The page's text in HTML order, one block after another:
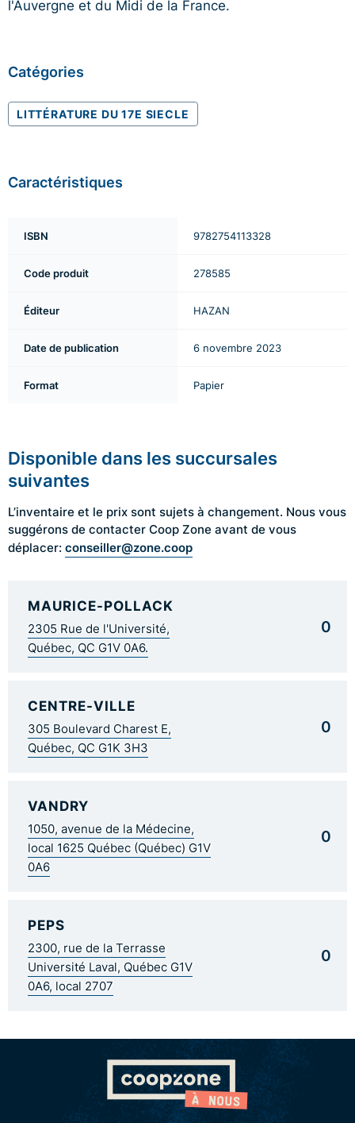
l'Auvergne et du Midi de la France.
Catégories
LITTÉRATURE DU 17E SIECLE
Caractéristiques
ISBN 9782754113328
Code produit 278585
Éditeur HAZAN
Date de publication 6 novembre 2023
Format Papier
Disponible dans les succursales
suivantes
L’inventaire et le prix sont sujets à changement. Nous vous
suggérons de contacter Coop Zone avant de vous
déplacer: conseiller@zone.coop
MAURICE-POLLACK
2305 Rue de l'Université,
Québec, QC G1V 0A6.
0
CENTRE-VILLE
305 Boulevard Charest E,
Québec, QC G1K 3H3
0
VANDRY
1050, avenue de la Médecine,
local 1625 Québec (Québec) G1V
0A6
0
PEPS
2300, rue de la Terrasse
Université Laval, Québec G1V
0A6, local 2707
0